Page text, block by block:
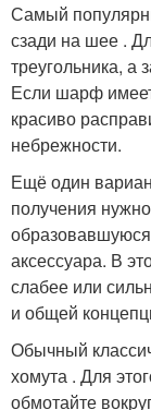
Самый
сзади на шее .
треугольника, а
Если шарф
красиво
небрежности.
Ещё один
получения
аксессуара. В
слабее или
и общей
Обычный
хомута . Для
обмотайте